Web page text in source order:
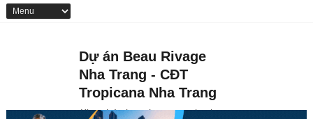
Dự án Beau Rivage
Nha Trang - CĐT
Tropicana Nha Trang
Khu phức hợp thương mại vui